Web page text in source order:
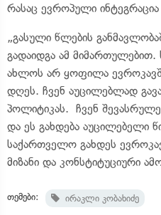
რასაც ევროპული ინტეგრაცია
„გასული წლების
გადაიდგა ამ
ახლოს არ ყოფილა
დღეს. ჩვენ აუცილებლად
პოლიტიკას. ჩვენ
და ეს გახდება აუცილებელი
საქართველო გახდეს
მიზანი და კონსტიტუციური
თემები: ირაკლი კობახიძე